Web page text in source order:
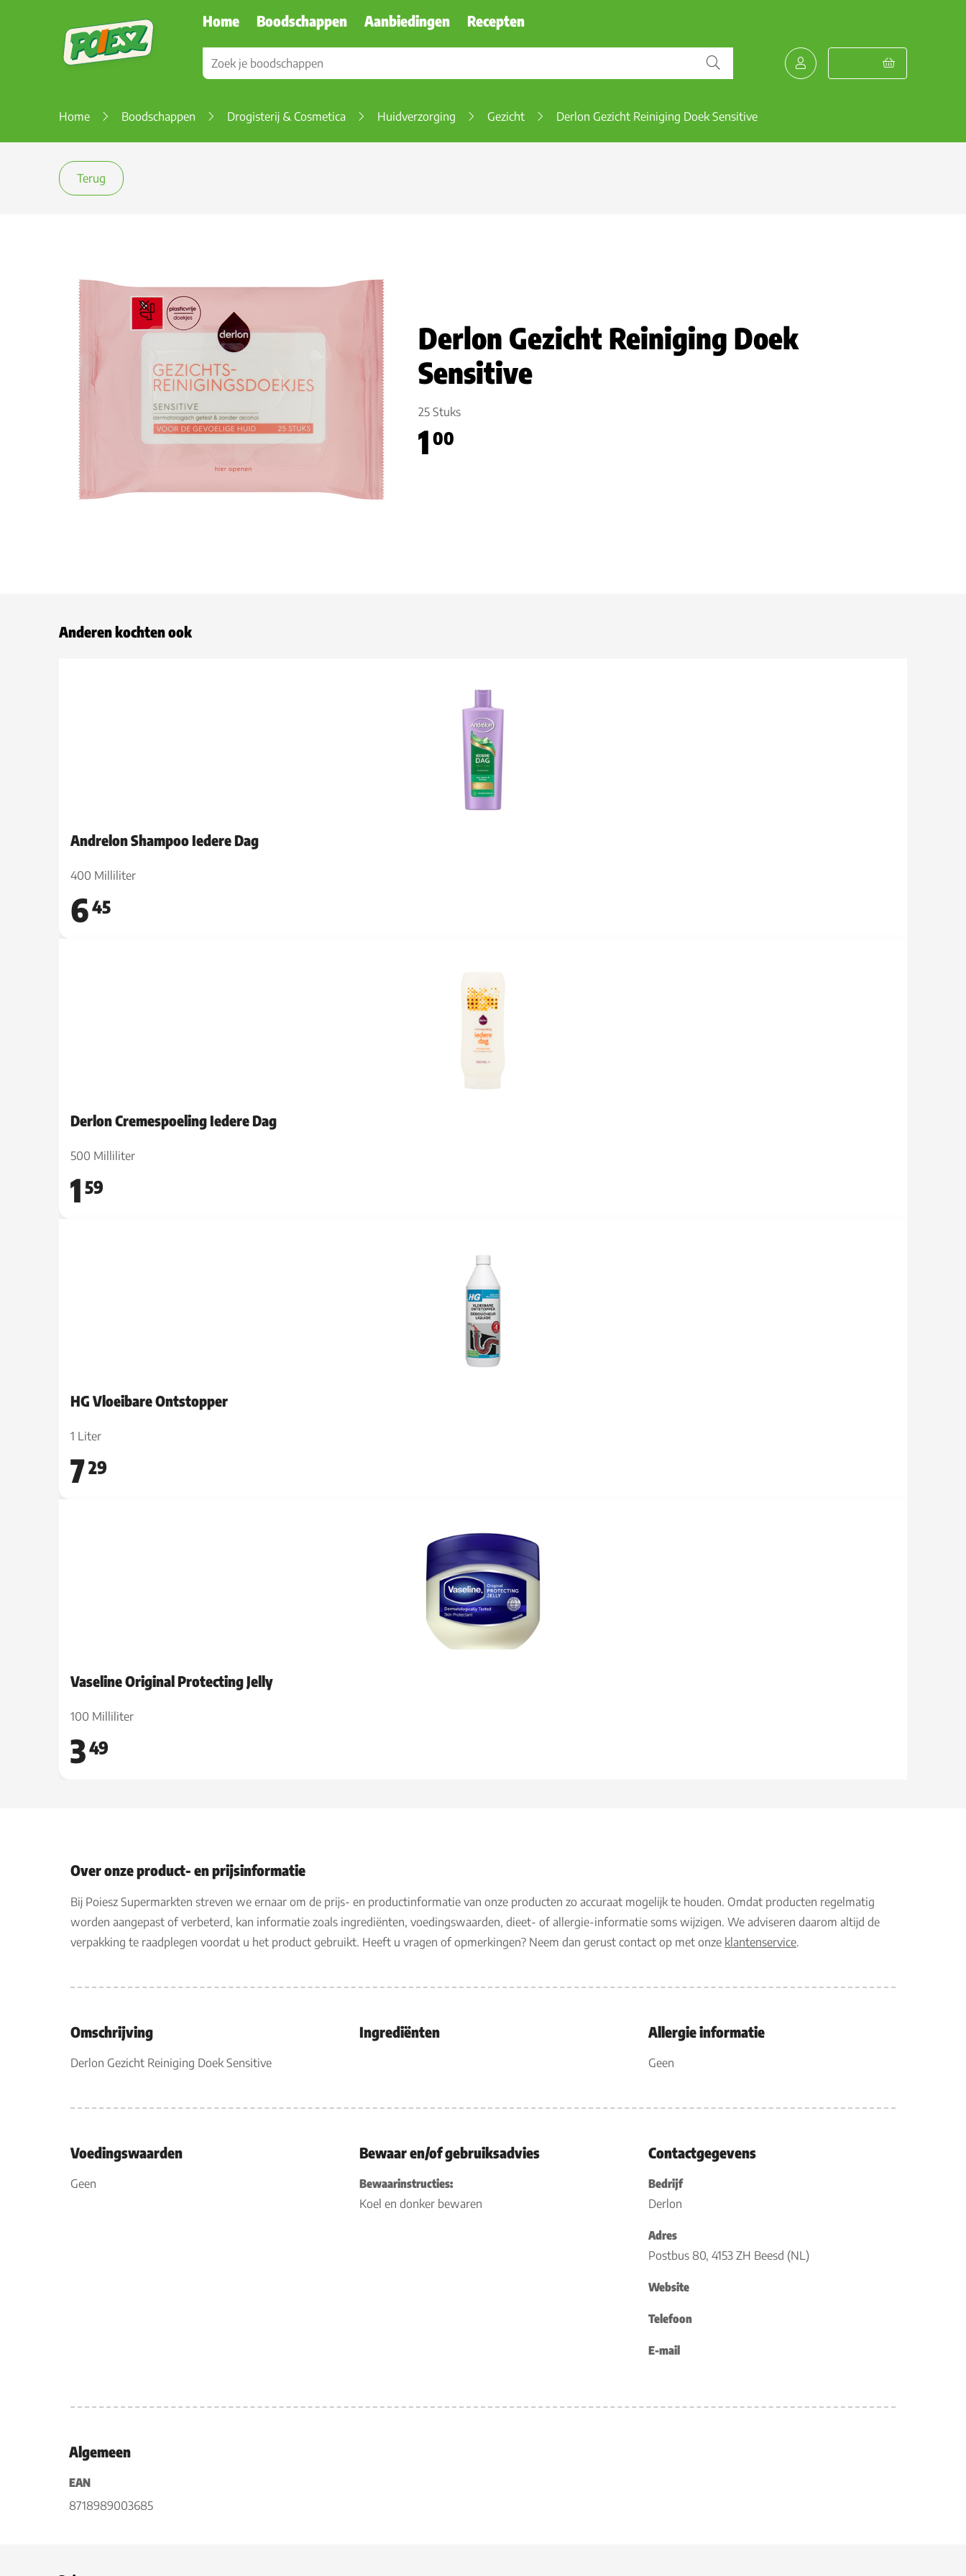
Home Boodschappen Aanbiedingen Recepten
Home Boodschappen Drogisterij & Cosmetica Huidverzorging Gezicht Derlon Gezicht Reiniging Doek Sensitive
Terug
Derlon Gezicht Reiniging Doek
Sensitive
25 Stuks
1 00
Anderen kochten ook
Andrelon Shampoo Iedere Dag
400 Milliliter
645
Derlon Cremespoeling Iedere Dag
500 Milliliter
1 59
HG Vloeibare Ontstopper
1 Liter
729
Vaseline Original Protecting Jelly
100 Milliliter
349
Over onze product- en prijsinformatie
Bij Poiesz Supermarkten streven we ernaar om de prijs- en productinformatie van onze producten zo accuraat mogelijk te houden. Omdat producten regelmatig
worden aangepast of verbeterd, kan informatie zoals ingrediënten, voedingswaarden, dieet- of allergie-informatie soms wijzigen. We adviseren daarom altijd de
verpakking te raadplegen voordat u het product gebruikt. Heeft u vragen of opmerkingen? Neem dan gerust contact op met onze klantenservice.
Omschrijving
Derlon Gezicht Reiniging Doek Sensitive
Ingrediënten Allergie informatie
Geen
Voedingswaarden
Geen
Bewaar en/of gebruiksadvies
Bewaarinstructies:
Koel en donker bewaren
Contactgegevens
Bedrijf
Derlon
Adres
Postbus 80, 4153 ZH Beesd (NL)
Website
Telefoon
E-mail
Algemeen
EAN
8718989003685